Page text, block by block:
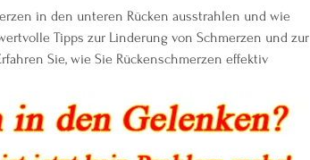
in den unteren Rücken ausstrahlen und wie
Tipps zur Linderung von Schmerzen und zur
Sie, wie Sie Rückenschmerzen effektiv